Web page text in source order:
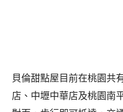
貝倫甜點屋目前在桃園共
店、中壢中華店及桃園南